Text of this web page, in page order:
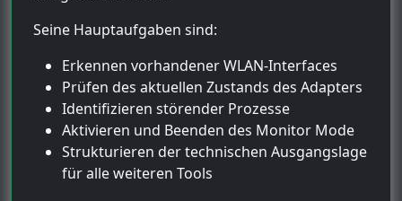
Seine Hauptaufgaben sind:
Erkennen vorhandener WLAN-Interfaces
Prüfen des aktuellen Zustands des Adapters
Identifizieren störender Prozesse
Aktivieren und Beenden des Monitor Mode
Strukturieren der technischen Ausgangslage
für alle weiteren Tools